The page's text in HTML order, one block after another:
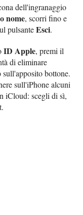
dell'ingranaggio
nome, scorri fino e
pulsanteEsci.
ID Apple, premi il
di eliminare
bottone.
sull'iPhone alcuni
iCloud: scegli di sì,